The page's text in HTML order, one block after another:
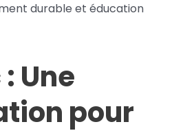
durable et éducation
Une
pour